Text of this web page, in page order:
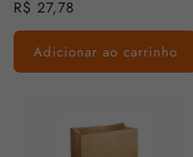
Preço
normal
R$ 27,78
Adicionar ao carrinho